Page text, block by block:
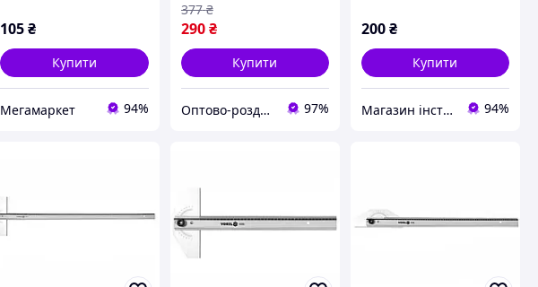
105₴
Купити
Мегамаркет 94%
290 ₴
377 ₴
Купити
Оптово-роздрібний інтернет-магазин "NicePrice" 97%
200₴
Купити
Магазин інструменту MATRIX 94%